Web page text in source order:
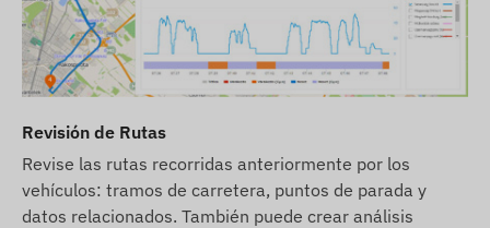
modificar las especificaciones del producto o el
embalaje sin previo aviso. Por este motivo, la
apariencia real de los productos puede diferir
mínimamente de las imágenes mostradas. Nos
reservamos el derecho a los cambios del
fabricante con respecto a posibles discrepancias.
Revisión de Rutas
Revise las rutas recorridas anteriormente por los
vehículos: tramos de carretera, puntos de parada y
datos relacionados. También puede crear análisis